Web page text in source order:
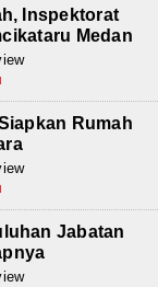
Inspektorat
Medan
Rumah
Jabatan